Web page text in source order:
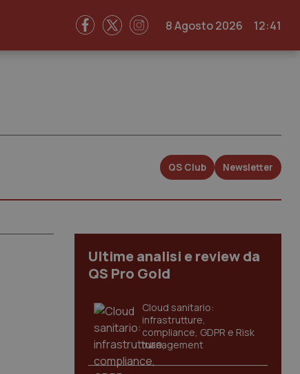
8 Agosto 2026 12:41
QS Club Newsletter
Ultime analisi e review da
QS Pro Gold
Cloud sanitario:
infrastrutture,
compliance, GDPR e Risk
management